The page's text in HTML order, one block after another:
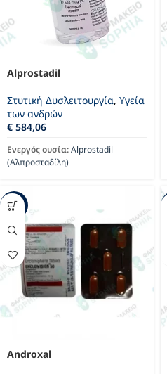
Alprostadil
Στυτική Δυσλειτουργία, Υγεία
των ανδρών
€ 584,06
Ενεργός ουσία:Alprostadil
(Αλπροσταδίλη)
-40%
Androxal